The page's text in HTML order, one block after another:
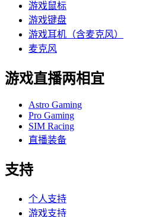
游戏鼠标
游戏键盘
游戏耳机（含麦克风）
麦克风
游戏直播两相宜
Astro Gaming
Pro Gaming
SIM Racing
直播装备
支持
个人支持
游戏支持